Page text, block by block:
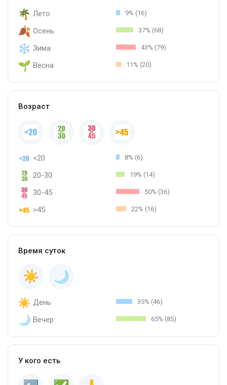
Лето 9% (16)
Осень 37% (68)
Зима 43% (79)
Весна 11% (20)
Возраст
<20 8% (6)
20-30 19% (14)
30-45 50% (36)
>45 22% (16)
Время суток
День 35% (46)
Вечер 65% (85)
У кого есть